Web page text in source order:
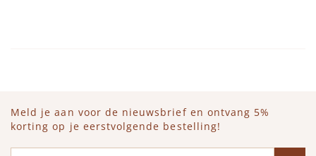
Meld je aan voor de nieuwsbrief en ontvang 5%
korting op je eerstvolgende bestelling!